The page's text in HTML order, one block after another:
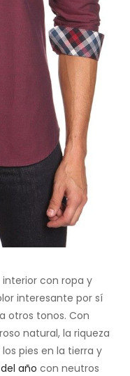
con ropa y
interesante por sí
otros tonos. Con
natural, la riqueza
pies en la tierra y
año con neutros